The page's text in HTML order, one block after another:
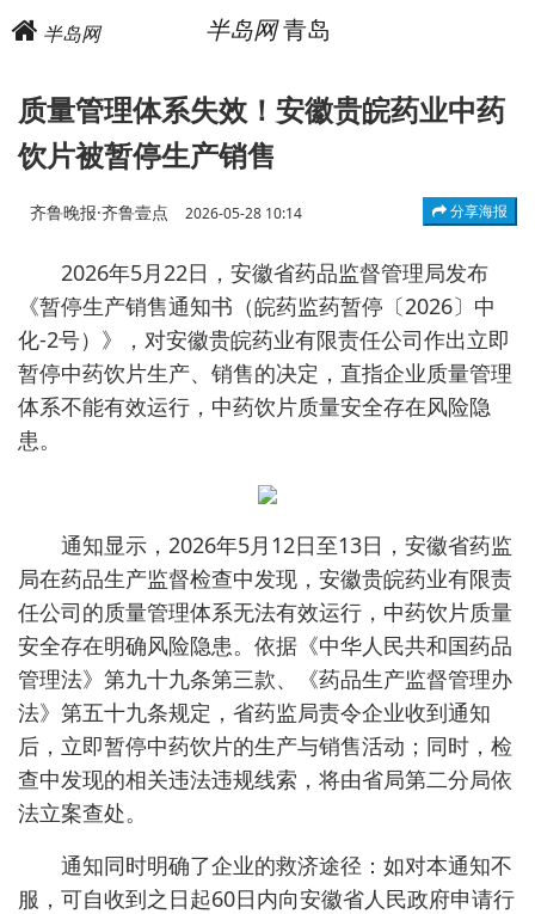
半岛网 半岛网青岛
质量管理体系失效！安徽贵皖药业中药
饮片被暂停生产销售
齐鲁晚报·齐鲁壹点 2026-05-28 10:14 分享海报
2026年5月22日，安徽省药品监督管理局发布
《暂停生产销售通知书（皖药监药暂停〔2026〕中
化-2号）》，对安徽贵皖药业有限责任公司作出立即
暂停中药饮片生产、销售的决定，直指企业质量管理
体系不能有效运行，中药饮片质量安全存在风险隐
患。
通知显示，2026年5月12日至13日，安徽省药监
局在药品生产监督检查中发现，安徽贵皖药业有限责
任公司的质量管理体系无法有效运行，中药饮片质量
安全存在明确风险隐患。依据《中华人民共和国药品
管理法》第九十九条第三款、《药品生产监督管理办
法》第五十九条规定，省药监局责令企业收到通知
后，立即暂停中药饮片的生产与销售活动；同时，检
查中发现的相关违法违规线索，将由省局第二分局依
法立案查处。
通知同时明确了企业的救济途径：如对本通知不
服，可自收到之日起60日内向安徽省人民政府申请行